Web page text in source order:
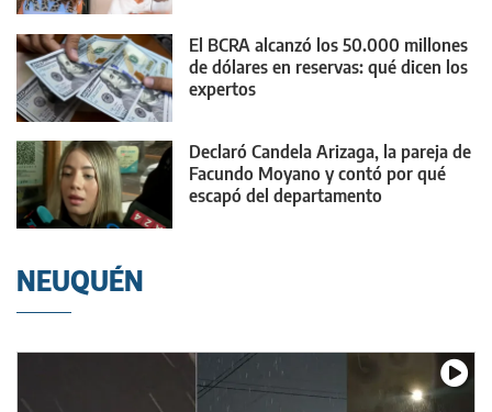
El BCRA alcanzó los 50.000 millones
de dólares en reservas: qué dicen los
expertos
Declaró Candela Arizaga, la pareja de
Facundo Moyano y contó por qué
escapó del departamento
NEUQUÉN